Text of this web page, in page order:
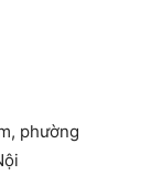
phường